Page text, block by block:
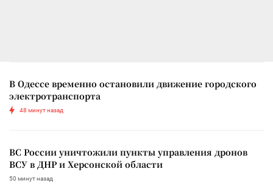
В Одессе временно остановили движение городского
электротранспорта
48 минут назад
ВС России уничтожили пункты управления дронов
ВСУ в ДНР и Херсонской области
50 минут назад